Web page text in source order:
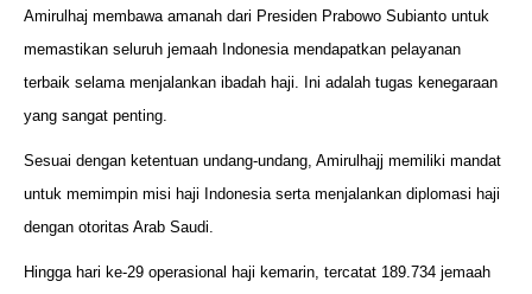
Amirulhaj membawa amanah dari Presiden Prabowo Subianto untuk
memastikan seluruh jemaah Indonesia mendapatkan pelayanan
terbaik selama menjalankan ibadah haji. Ini adalah tugas kenegaraan
yang sangat penting.
Sesuai dengan ketentuan undang-undang, Amirulhajj memiliki mandat
untuk memimpin misi haji Indonesia serta menjalankan diplomasi haji
dengan otoritas Arab Saudi.
Hingga hari ke-29 operasional haji kemarin, tercatat 189.734 jemaah